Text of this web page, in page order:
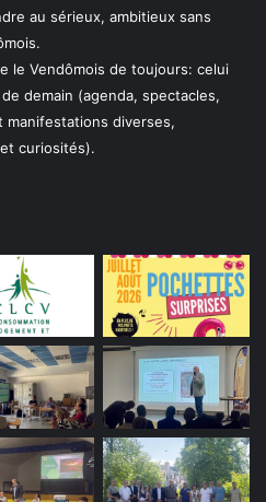
au sérieux, ambitieux sans
le Vendômois de toujours: celui
de demain (agenda, spectacles,
diverses,
curiosités).